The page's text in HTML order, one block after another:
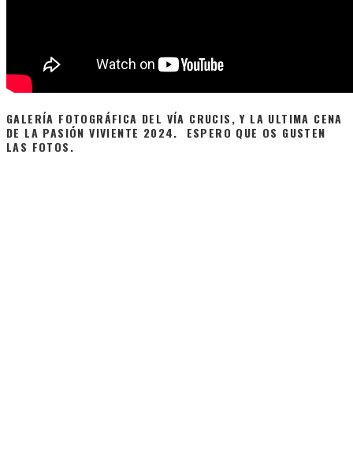
GALERÍA FOTOGRÁFICA DEL VÍA CRUCIS, Y LA ULTIMA CENA
DE LA PASIÓN VIVIENTE 2024. ESPERO QUE OS GUSTEN
LAS FOTOS.